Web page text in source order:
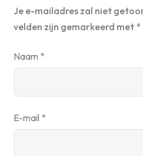
Je e-mailadres zal niet
velden zijn gemarkeerd met *
Naam *
E-mail *